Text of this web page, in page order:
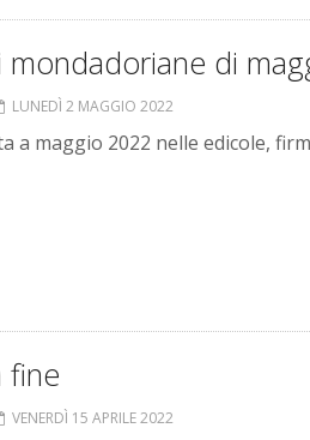
mondadoriane di
LUNEDÌ 2 MAGGIO 2022
a maggio 2022 nelle edicole,
fine
VENERDÌ 15 APRILE 2022